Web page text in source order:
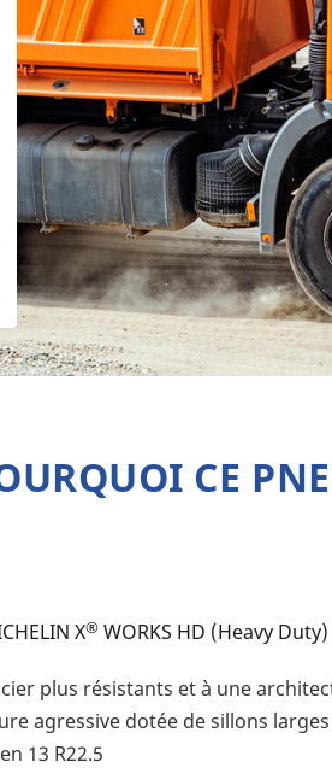
CE
X®WORKS HD (Heavy Duty)
plus résistants et à une
agressive dotée de sillons
13 R22.5